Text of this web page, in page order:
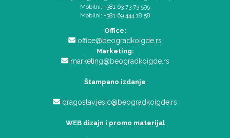
Mobilni: +381 63 73 73 595
Mobilni: +381 69 444 18 58
Office:
office@beogradkoigde.rs
Marketing:
marketing@beogradkoigde.rs
Štampano izdanje
dragoslav.jesic@beogradkoigde.rs
WEB dizajn i promo materijal